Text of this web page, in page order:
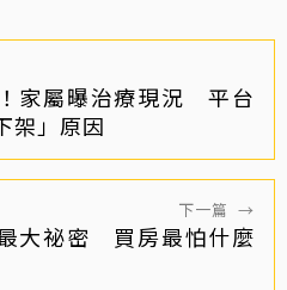
家屬曝治療現況 平台
架」原因
下一篇 →
大祕密 買房最怕什麼